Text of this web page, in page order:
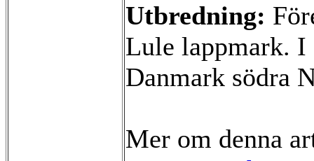
Utbredning:
Lule lappmark.
Danmark södra
Mer om denna